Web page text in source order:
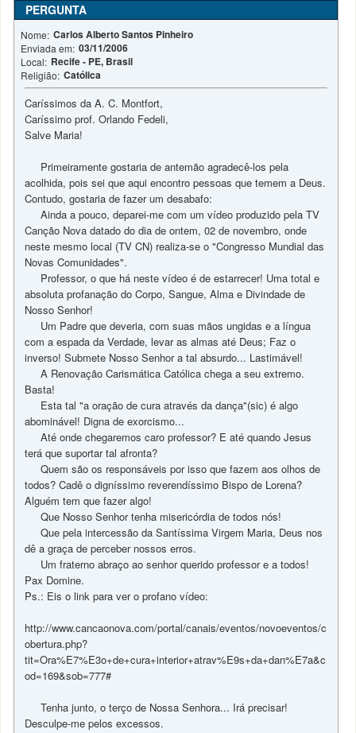
PERGUNTA
Nome: Carlos Alberto Santos Pinheiro
Enviada em: 03/11/2006
Local: Recife - PE, Brasil
Religião: Católica
Caríssimos da A. C. Montfort,
Caríssimo prof. Orlando Fedeli,
Salve Maria!
Primeiramente gostaria de antemão agradecê-los pela
acolhida, pois sei que aqui encontro pessoas que temem a Deus.
Contudo, gostaria de fazer um desabafo:
Ainda a pouco, deparei-me com um vídeo produzido pela TV
Canção Nova datado do dia de ontem, 02 de novembro, onde
neste mesmo local (TV CN) realiza-se o "Congresso Mundial das
Novas Comunidades".
Professor, o que há neste vídeo é de estarrecer! Uma total e
absoluta profanação do Corpo, Sangue, Alma e Divindade de
Nosso Senhor!
Um Padre que deveria, com suas mãos ungidas e a língua
com a espada da Verdade, levar as almas até Deus; Faz o
inverso! Submete Nosso Senhor a tal absurdo... Lastimável!
A Renovação Carismática Católica chega a seu extremo.
Basta!
Esta tal "a oração de cura através da dança"(sic) é algo
abominável! Digna de exorcismo...
Até onde chegaremos caro professor? E até quando Jesus
terá que suportar tal afronta?
Quem são os responsáveis por isso que fazem aos olhos de
todos? Cadê o digníssimo reverendíssimo Bispo de Lorena?
Alguém tem que fazer algo!
Que Nosso Senhor tenha misericórdia de todos nós!
Que pela intercessão da Santíssima Virgem Maria, Deus nos
dê a graça de perceber nossos erros.
Um fraterno abraço ao senhor querido professor e a todos!
Pax Domine.
Ps.: Eis o link para ver o profano vídeo:
http://www.cancaonova.com/portal/canais/eventos/novoeventos/c
obertura.php?
tit=Ora%E7%E3o+de+cura+interior+atrav%E9s+da+dan%E7a&c
od=169&sob=777#
Tenha junto, o terço de Nossa Senhora... Irá precisar!
Desculpe-me pelos excessos.